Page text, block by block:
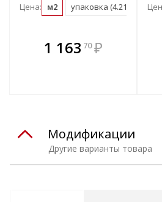
Цена: м2 упаковка (4.21 м2)
1 163 70 ₽
В комплекте
всегда выгоднее!
Другие варианты товара
Модификации